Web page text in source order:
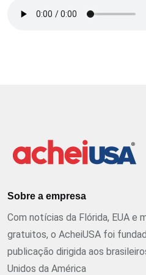
Sobre a empresa
Com notícias da Flórida, EUA e
gratuitos, o AcheiUSA foi
publicação dirigida aos
Unidos da América